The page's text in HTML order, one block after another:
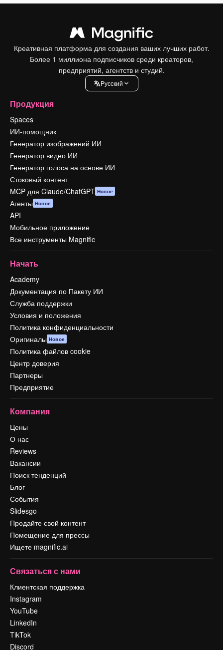
Креативная платформа для создания ваших лучших работ.
Более 1 миллиона подписчиков среди креаторов,
предприятий, агентств и студий.
Pусский
Продукция
Spaces
ИИ-помощник
Генератор изображений ИИ
Генератор видео ИИ
Генератор голоса на основе ИИ
Стоковый контент
MCP для Claude/ChatGPT Новое
Агенты Новое
API
Мобильное приложение
Все инструменты Magnific
Начать
Academy
Документация по Пакету ИИ
Служба поддержки
Условия и положения
Политика конфиденциальности
Оригиналы Новое
Политика файлов cookie
Центр доверия
Партнеры
Предприятие
Компания
Цены
О нас
Reviews
Вакансии
Поиск тенденций
Блог
События
Slidesgo
Продайте свой контент
Помещение для прессы
Ищете magnific.ai
Связаться с нами
Клиентская поддержка
Instagram
YouTube
LinkedIn
TikTok
Discord